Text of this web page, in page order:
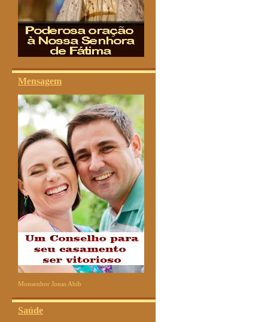
Mensagem
Monsenhor Jonas Abib
Saúde